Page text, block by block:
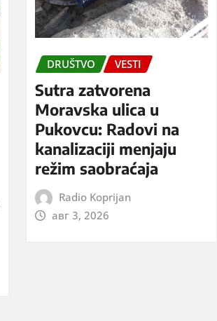
DRUŠTVO VESTI
Sutra zatvorena
Moravska ulica u
Pukovcu: Radovi na
kanalizaciji menjaju
režim saobraćaja
Radio Koprijan
авг 3, 2026